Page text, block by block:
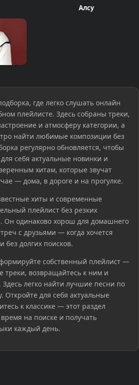
Алсу
где легко слушать онлайн
плейлисте. Здесь собраны треки,
и атмосферу категории, а
найти любимые композиции без
регулярно обновляется, чтобы
себя актуальные новинки и
хитам, которые звучат
— дома, в дороге и на прогулке.
хиты и современные
плейлист без резких
Он одинаково хорош для домашнего
с друзьями — когда хочется
без долгих поисков.
собственный плейлист —
треки, возвращайтесь к ним и
Здесь легко найти лучшие песни по
для себя актуальные
к классике — этот раздел
на поиске и получать
каждый день.